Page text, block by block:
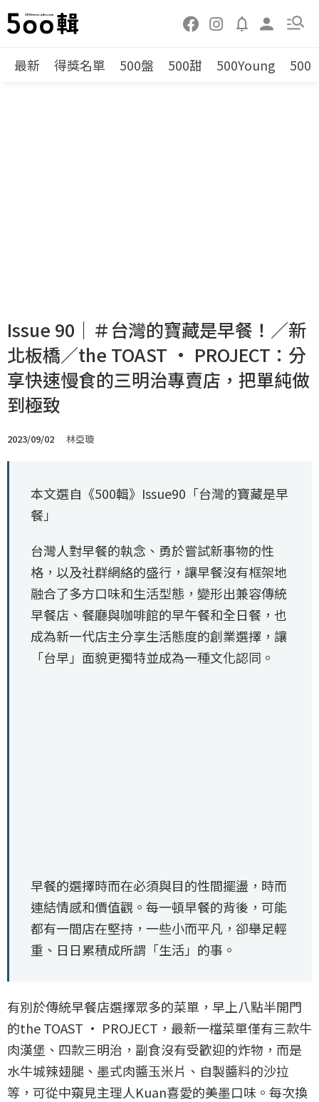
最新 得獎名單 500盤 500甜 500Young 500
Issue 90｜＃台灣的寶藏是早餐！／新
北板橋／the TOAST · PROJECT：分
享快速慢食的三明治專賣店，把單純做
到極致
2023/09/02 林亞璇
本文選自《500輯》Issue90「台灣的寶藏是早
餐」
台灣人對早餐的執念、勇於嘗試新事物的性
格，以及社群網絡的盛行，讓早餐沒有框架地
融合了多方口味和生活型態，變形出兼容傳統
早餐店、餐廳與咖啡館的早午餐和全日餐，也
成為新一代店主分享生活態度的創業選擇，讓
「台早」面貌更獨特並成為一種文化認同。
早餐的選擇時而在必須與目的性間擺盪，時而
連結情感和價值觀。每一頓早餐的背後，可能
都有一間店在堅持，一些小而平凡，卻舉足輕
重、日日累積成所謂「生活」的事。
有別於傳統早餐店選擇眾多的菜單，早上八點半開門
的the TOAST · PROJECT，最新一檔菜單僅有三款牛
肉漢堡、四款三明治，副食沒有受歡迎的炸物，而是
水牛城辣翅腿、墨式肉醬玉米片、自製醬料的沙拉
等，可從中窺見主理人Kuan喜愛的美墨口味。每次換